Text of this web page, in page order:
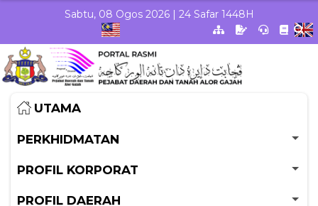
Skip to Main ContentSabtu, 08 Ogos 2026 | 24 Safar 1448H
UTAMA
PERKHIDMATAN
PROFIL KORPORAT
PROFIL DAERAH